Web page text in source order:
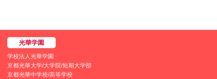
学校法人光華学園
京都光華大学/大学院/短期大学部
京都光華中学校/高等学校